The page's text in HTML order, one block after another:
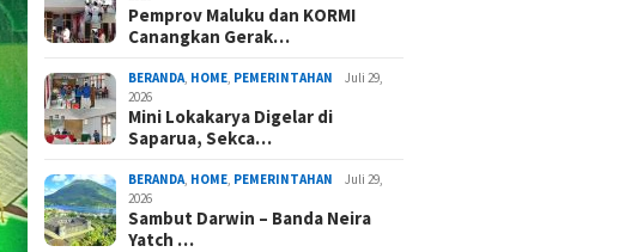
Pemprov Maluku dan KORMI
Canangkan Gerak…
BERANDA, HOME, PEMERINTAHAN
Juli 29,
2026
Mini Lokakarya Digelar di
Saparua, Sekca…
BERANDA, HOME, PEMERINTAHAN
Juli 29,
2026
Sambut Darwin – Banda Neira
Yatch …